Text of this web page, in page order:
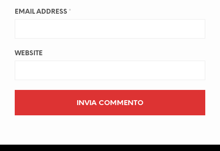
EMAIL ADDRESS *
WEBSITE